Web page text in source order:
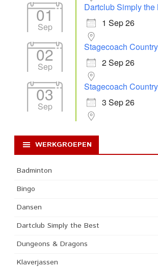
01
Sep
Dartclub Simply the
1 Sep 26
02
Sep
Stagecoach
2 Sep 26
03
Sep
Stagecoach
3 Sep 26
WERKGROEPEN
Badminton
Bingo
Dansen
Dartclub Simply the Best
Dungeons & Dragons
Klaverjassen